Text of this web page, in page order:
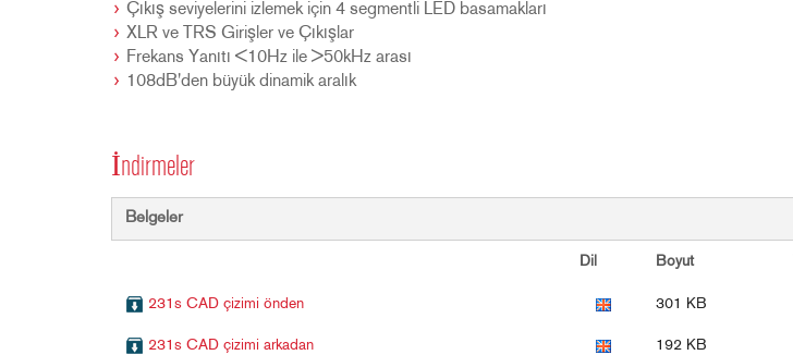
Çıkış seviyelerini izlemek için 4 segmentli LED basamakları
XLR ve TRS Girişler ve Çıkışlar
Frekans Yanıtı <10Hz ile >50kHz arası
108dB'den büyük dinamik aralık
İndirmeler
Belgeler
Dil Boyut
231s CAD çizimi önden 301 KB
231s CAD çizimi arkadan 192 KB